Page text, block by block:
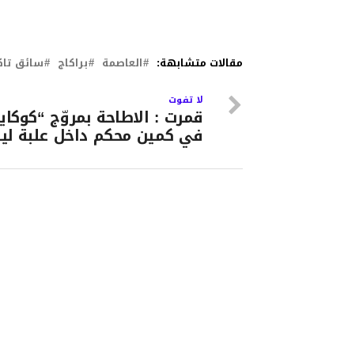
مقالات متشابهة: العاصمة براكاج سائق
لا تفوت
قمرت : الاطاحة بمروّج
في كمين محكم داخل علبة